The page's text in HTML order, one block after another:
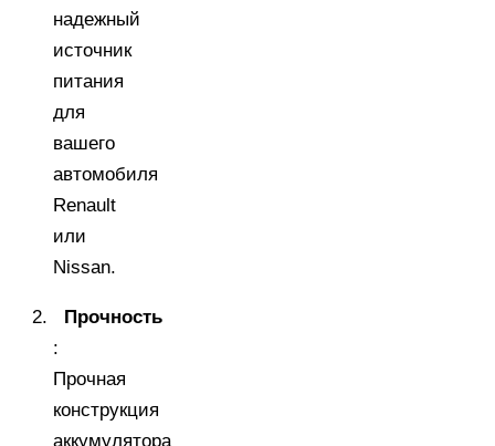
надежный
источник
питания
для
вашего
автомобиля
Renault
или
Nissan.
Прочность
:
Прочная
конструкция
аккумулятора